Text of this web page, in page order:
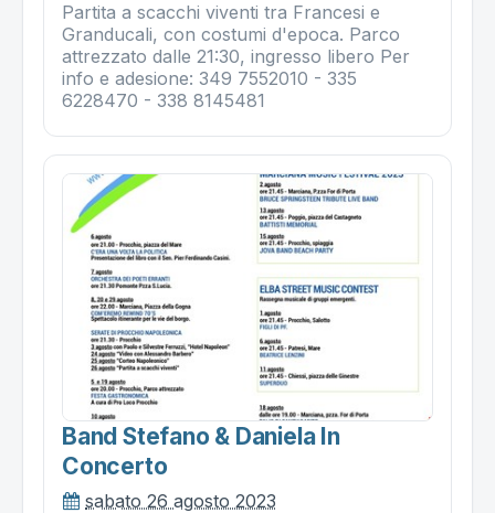
Partita a scacchi viventi tra Francesi e
Granducali, con costumi d'epoca. Parco
attrezzato dalle 21:30, ingresso libero Per
info e adesione: 349 7552010 - 335
6228470 - 338 8145481
Band Stefano & Daniela In
Concerto
sabato 26 agosto 2023